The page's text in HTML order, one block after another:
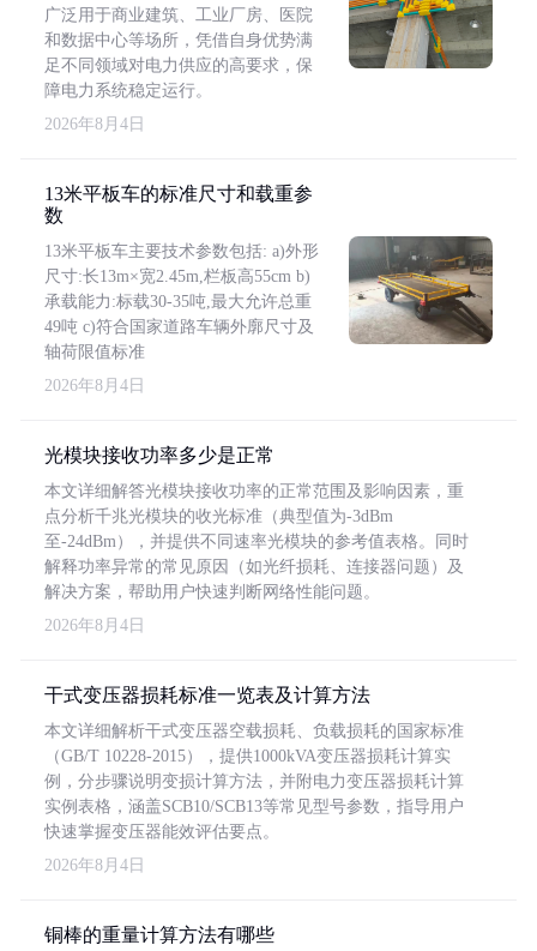
广泛用于商业建筑、工业厂房、医院
和数据中心等场所，凭借自身优势满
足不同领域对电力供应的高要求，保
障电力系统稳定运行。
2026年8月4日
13米平板车的标准尺寸和载重参
数
13米平板车主要技术参数包括: a)外形
尺寸:长13m×宽2.45m,栏板高55cm b)
承载能力:标载30-35吨,最大允许总重
49吨 c)符合国家道路车辆外廓尺寸及
轴荷限值标准
2026年8月4日
光模块接收功率多少是正常
本文详细解答光模块接收功率的正常范围及影响因素，重
点分析千兆光模块的收光标准（典型值为-3dBm
至-24dBm），并提供不同速率光模块的参考值表格。同时
解释功率异常的常见原因（如光纤损耗、连接器问题）及
解决方案，帮助用户快速判断网络性能问题。
2026年8月4日
干式变压器损耗标准一览表及计算方法
本文详细解析干式变压器空载损耗、负载损耗的国家标准
（GB/T 10228-2015），提供1000kVA变压器损耗计算实
例，分步骤说明变损计算方法，并附电力变压器损耗计算
实例表格，涵盖SCB10/SCB13等常见型号参数，指导用户
快速掌握变压器能效评估要点。
2026年8月4日
铜棒的重量计算方法有哪些